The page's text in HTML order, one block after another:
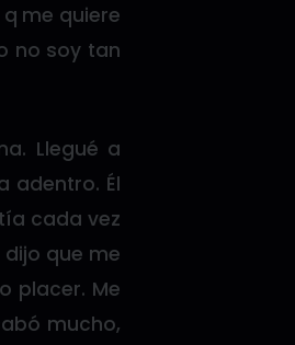
me quiere
no soy tan
Llegué a
adentro. Él
cada vez
que me
placer. Me
mucho,